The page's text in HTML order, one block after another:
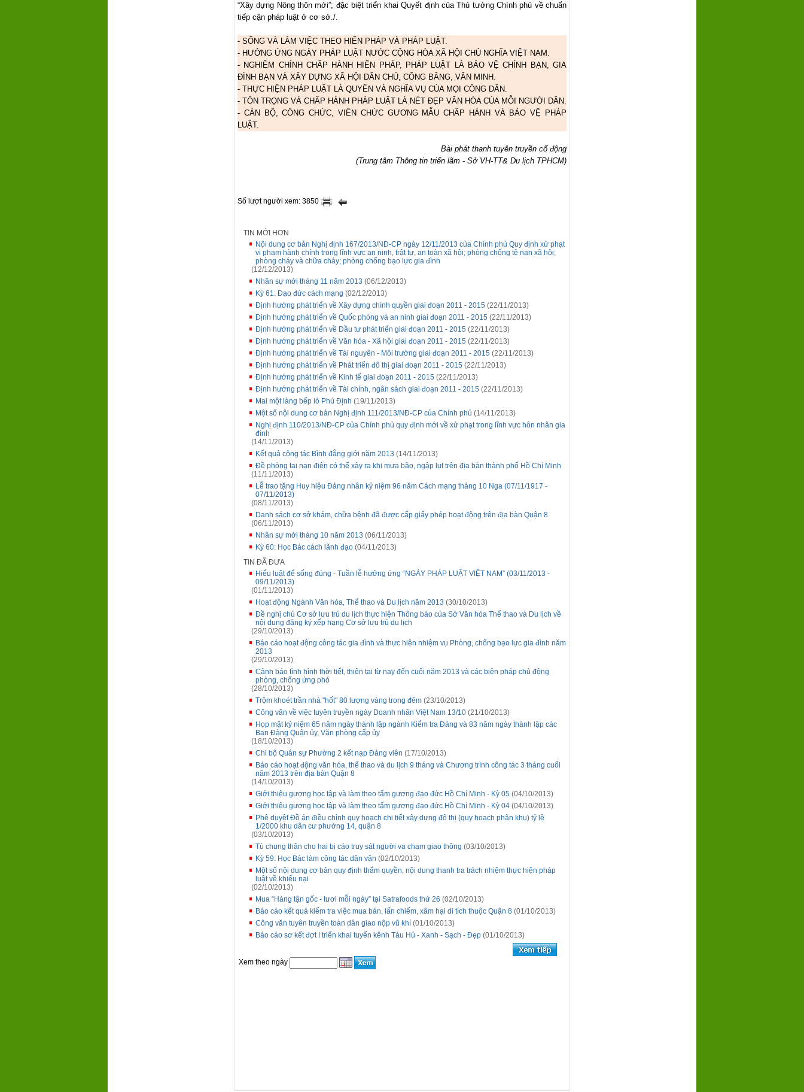
“Xây dựng Nông thôn mới”; đặc biệt triển khai Quyết định của Thủ tướng Chính phủ về chuẩn
tiếp cận pháp luật ở cơ sở./.
- SỐNG VÀ LÀM VIỆC THEO HIẾN PHÁP VÀ PHÁP LUẬT.
- HƯỞNG ỨNG NGÀY PHÁP LUẬT NƯỚC CỘNG HÒA XÃ HỘI CHỦ NGHĨA VIỆT NAM.
- NGHIÊM CHỈNH CHẤP HÀNH HIẾN PHÁP, PHÁP LUẬT LÀ BẢO VỆ CHÍNH BẠN, GIA
ĐÌNH BẠN VÀ XÂY DỰNG XÃ HỘI DÂN CHỦ, CÔNG BẰNG, VĂN MINH.
- THỰC HIỆN PHÁP LUẬT LÀ QUYỀN VÀ NGHĨA VỤ CỦA MỌI CÔNG DÂN.
- TÔN TRỌNG VÀ CHẤP HÀNH PHÁP LUẬT LÀ NÉT ĐẸP VĂN HÓA CỦA MỖI NGƯỜI DÂN.
- CÁN BỘ, CÔNG CHỨC, VIÊN CHỨC GƯƠNG MẪU CHẤP HÀNH VÀ BẢO VỆ PHÁP
LUẬT.
Bài phát thanh tuyên truyền cổ động
(Trung tâm Thông tin triển lãm - Sở VH-TT& Du lịch TPHCM)
Số lượt người xem: 3850
TIN MỚI HƠN
Nội dung cơ bản Nghị định 167/2013/NĐ-CP ngày 12/11/2013 của Chính phủ Quy định xử phạt
vi phạm hành chính trong lĩnh vực an ninh, trật tự, an toàn xã hội; phòng chống tệ nạn xã hội;
phòng cháy và chữa cháy; phòng chống bạo lực gia đình
(12/12/2013)
Nhân sự mới tháng 11 năm 2013 (06/12/2013)
Kỳ 61: Đạo đức cách mạng (02/12/2013)
Định hướng phát triển về Xây dựng chính quyền giai đoạn 2011 - 2015 (22/11/2013)
Định hướng phát triển về Quốc phòng và an ninh giai đoạn 2011 - 2015 (22/11/2013)
Định hướng phát triển về Đầu tư phát triển giai đoạn 2011 - 2015 (22/11/2013)
Định hướng phát triển về Văn hóa - Xã hội giai đoạn 2011 - 2015 (22/11/2013)
Định hướng phát triển về Tài nguyên - Môi trường giai đoạn 2011 - 2015 (22/11/2013)
Định hướng phát triển về Phát triển đô thị giai đoạn 2011 - 2015 (22/11/2013)
Định hướng phát triển về Kinh tế giai đoạn 2011 - 2015 (22/11/2013)
Định hướng phát triển về Tài chính, ngân sách giai đoạn 2011 - 2015 (22/11/2013)
Mai một làng bếp lò Phú Định (19/11/2013)
Một số nội dung cơ bản Nghị định 111/2013/NĐ-CP của Chính phủ (14/11/2013)
Nghị định 110/2013/NĐ-CP của Chính phủ quy định mới về xử phạt trong lĩnh vực hôn nhân gia
đình
(14/11/2013)
Kết quả công tác Bình đẳng giới năm 2013 (14/11/2013)
Đề phòng tai nạn điện có thể xảy ra khi mưa bão, ngập lụt trên địa bàn thành phố Hồ Chí Minh
(11/11/2013)
Lễ trao tặng Huy hiệu Đảng nhân kỷ niệm 96 năm Cách mạng tháng 10 Nga (07/11/1917 -
07/11/2013)
(08/11/2013)
Danh sách cơ sở khám, chữa bệnh đã được cấp giấy phép hoạt động trên địa bàn Quận 8
(06/11/2013)
Nhân sự mới tháng 10 năm 2013 (06/11/2013)
Kỳ 60: Học Bác cách lãnh đạo (04/11/2013)
TIN ĐÃ ĐƯA
Hiểu luật để sống đúng - Tuần lễ hưởng ứng “NGÀY PHÁP LUẬT VIỆT NAM” (03/11/2013 -
09/11/2013)
(01/11/2013)
Hoạt động Ngành Văn hóa, Thể thao và Du lịch năm 2013 (30/10/2013)
Đề nghị chủ Cơ sở lưu trú du lịch thực hiện Thông báo của Sở Văn hóa Thể thao và Du lịch về
nội dung đăng ký xếp hạng Cơ sở lưu trú du lịch
(29/10/2013)
Báo cáo hoạt động công tác gia đình và thực hiện nhiệm vụ Phòng, chống bạo lực gia đình năm
2013
(29/10/2013)
Cảnh báo tình hình thời tiết, thiên tai từ nay đến cuối năm 2013 và các biện pháp chủ động
phòng, chống ứng phó
(28/10/2013)
Trộm khoét trần nhà "hốt" 80 lượng vàng trong đêm (23/10/2013)
Công văn về việc tuyên truyền ngày Doanh nhân Việt Nam 13/10 (21/10/2013)
Họp mặt kỷ niệm 65 năm ngày thành lập ngành Kiểm tra Đảng và 83 năm ngày thành lập các
Ban Đảng Quận ủy, Văn phòng cấp ủy
(18/10/2013)
Chi bộ Quân sự Phường 2 kết nạp Đảng viên (17/10/2013)
Báo cáo hoạt động văn hóa, thể thao và du lịch 9 tháng và Chương trình công tác 3 tháng cuối
năm 2013 trên địa bàn Quận 8
(14/10/2013)
Giới thiệu gương học tập và làm theo tấm gương đạo đức Hồ Chí Minh - Kỳ 05 (04/10/2013)
Giới thiệu gương học tập và làm theo tấm gương đạo đức Hồ Chí Minh - Kỳ 04 (04/10/2013)
Phê duyệt Đồ án điều chỉnh quy hoạch chi tiết xây dựng đô thị (quy hoạch phân khu) tỷ lệ
1/2000 khu dân cư phường 14, quận 8
(03/10/2013)
Tù chung thân cho hai bị cáo truy sát người va chạm giao thông (03/10/2013)
Kỳ 59: Học Bác làm công tác dân vận (02/10/2013)
Một số nội dung cơ bản quy định thẩm quyền, nội dung thanh tra trách nhiệm thực hiện pháp
luật về khiếu nại
(02/10/2013)
Mua “Hàng tận gốc - tươi mỗi ngày” tại Satrafoods thứ 26 (02/10/2013)
Báo cáo kết quả kiểm tra việc mua bán, lấn chiếm, xâm hại di tích thuộc Quận 8 (01/10/2013)
Công văn tuyên truyền toàn dân giao nộp vũ khí (01/10/2013)
Báo cáo sơ kết đợt I triển khai tuyến kênh Tàu Hủ - Xanh - Sạch - Đẹp (01/10/2013)
Xem theo ngày